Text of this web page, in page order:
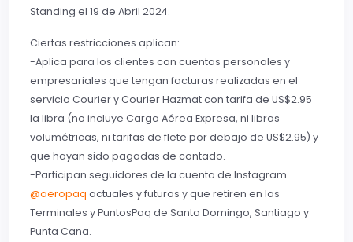
Standing el 19 de Abril 2024.
Ciertas restricciones aplican:
-Aplica para los clientes con cuentas personales y
empresariales que tengan facturas realizadas en el
servicio Courier y Courier Hazmat con tarifa de US$2.95
la libra (no incluye Carga Aérea Expresa, ni libras
volumétricas, ni tarifas de flete por debajo de US$2.95) y
que hayan sido pagadas de contado.
-Participan seguidores de la cuenta de Instagram
@aeropaq actuales y futuros y que retiren en las
Terminales y PuntosPaq de Santo Domingo, Santiago y
Punta Cana.